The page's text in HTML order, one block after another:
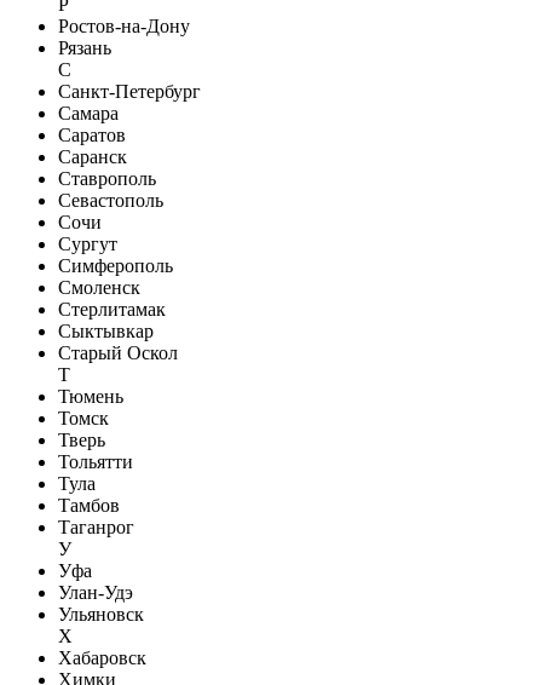
Ростов-на-Дону
Рязань
С
Санкт-Петербург
Самара
Саратов
Саранск
Ставрополь
Севастополь
Сочи
Сургут
Симферополь
Смоленск
Стерлитамак
Сыктывкар
Старый Оскол
Т
Тюмень
Томск
Тверь
Тольятти
Тула
Тамбов
Таганрог
У
Уфа
Улан-Удэ
Ульяновск
Х
Хабаровск
Химки